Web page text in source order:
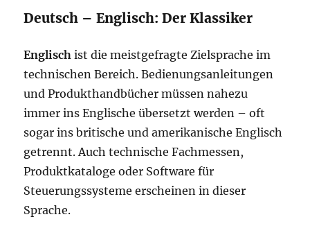
Deutsch – Englisch: Der Klassiker
Englisch ist die meistgefragte Zielsprache im
technischen Bereich. Bedienungsanleitungen
und Produkthandbücher müssen nahezu
immer ins Englische übersetzt werden – oft
sogar ins britische und amerikanische Englisch
getrennt. Auch technische Fachmessen,
Produktkataloge oder Software für
Steuerungssysteme erscheinen in dieser
Sprache.